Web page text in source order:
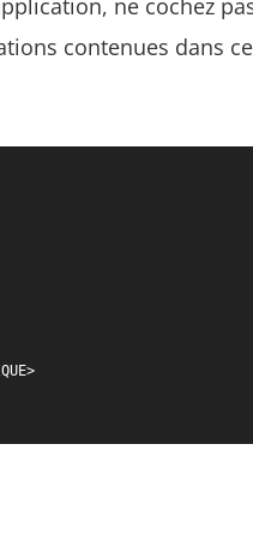
ne cochez
contenues dans